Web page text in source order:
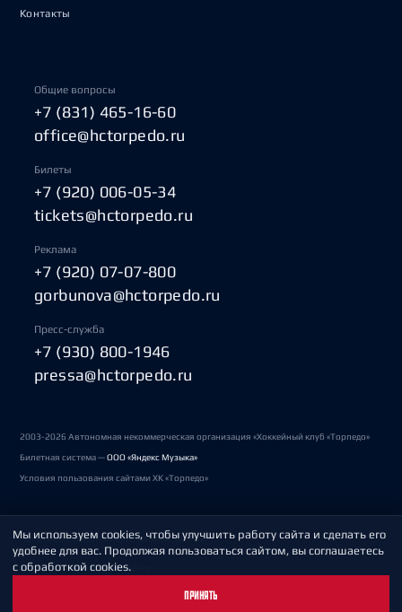
Контакты
Общие вопросы
+7 (831) 465-16-60
office@hctorpedo.ru
Билеты
+7 (920) 006-05-34
tickets@hctorpedo.ru
Реклама
+7 (920) 07-07-800
gorbunova@hctorpedo.ru
Пресс-служба
+7 (930) 800-1946
pressa@hctorpedo.ru
2003-2026 Автономная некоммерческая организация «Хоккейный клуб «Торпедо»
Билетная система —ООО «Яндекс Музыка»
Условия пользования сайтами ХК «Торпедо»
Политика обработки персональных данных
Пользовательское соглашение
Мы используем cookies, чтобы улучшить работу сайта и сделать его
удобнее для вас. Продолжая пользоваться сайтом, вы соглашаетесь
с обработкой cookies.
ПРИНЯТЬ